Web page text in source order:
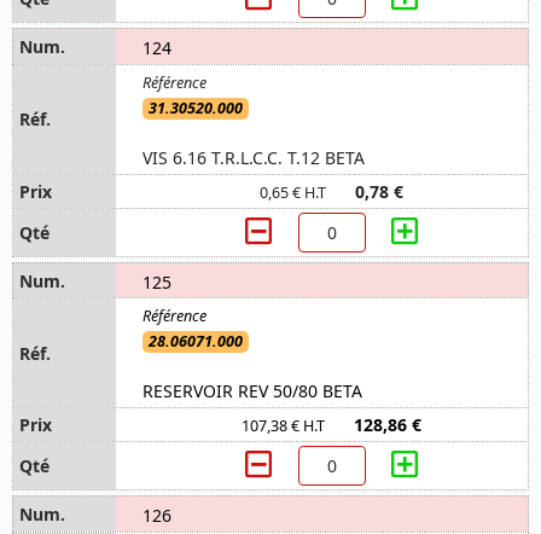
124
31.30520.000
VIS 6.16 T.R.L.C.C. T.12 BETA
0,65 € H.T 0,78 €
125
28.06071.000
RESERVOIR REV 50/80 BETA
107,38 € H.T 128,86 €
126